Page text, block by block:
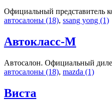
Официальный представитель
автосалоны (18), ssang yong (1)
Автокласс-М
Автосалон. Официальный
автосалоны (18), mazda (1)
Виста